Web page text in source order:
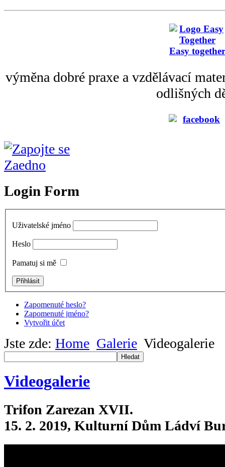
Easy together
výměna dobré praxe a vzdělávací
odlišných
Login Form
Uživatelské jméno
Heslo
Pamatuj si mě
Zapomenuté heslo?
Zapomenuté jméno?
Vytvořit účet
Jste zde: Home Galerie Videogalerie
Hledat
Videogalerie
Trifon Zarezan XVII.
15. 2. 2019, Kulturní Dům Ládví